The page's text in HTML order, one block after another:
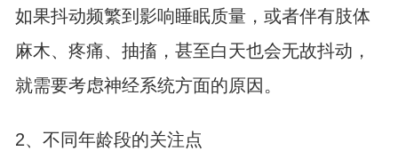
如果抖动频繁到影响睡眠质量，或者伴有肢体
麻木、疼痛、抽搐，甚至白天也会无故抖动，
就需要考虑神经系统方面的原因。
2、不同年龄段的关注点